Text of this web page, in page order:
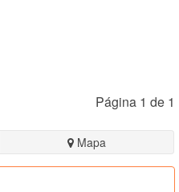
Página 1 de 1
Mapa